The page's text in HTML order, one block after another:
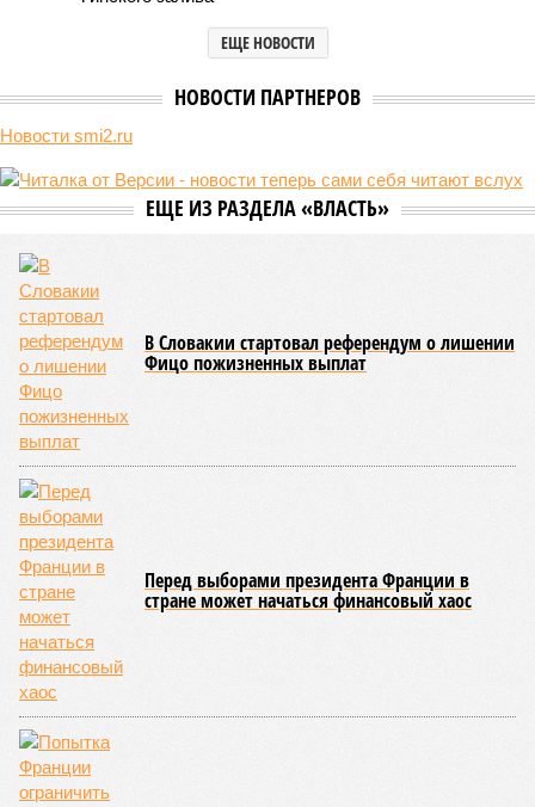
В нескольких станциях от уже сданного «Сказочного леса» пайщики ЖК
«Станция Л» продолжают ждать от компании Capital Group начала
Пока в Ярославском районе СВАО дольщики «Сказочного леса»
уже получают ключи – в мае 2026 года были получены
разрешение на ввод жилищного комплекса в эксплуатацию –
совсем недалеко, в паре станций метро южнее, на Люблинской
улице, картина, можно сказать, прямо противоположная.
Сюжет:Недвижимость
ЖК «Светлый мир «Станция Л»: та же группа компаний-
банкрот Seven Suns Development, та же
схема достройки через Capital Group осенью 2024 года, но
за прошедшие два года результатов, по словам дольщиков,
практически не видно. По
порталов, первую очередь ЖК строители обещают сдать к
декабрю 2026 г., вторую – к марту 2028-го. Но никто при
этом из кураторов стройки не задается вопросом: как эти
сроки должны материализоваться? На строительной
площадке, по свидетельствам дольщиков, регулярно
бывающих у забора, какая-либо техника отсутствует. Ни
бетононасосов, ни работающих кранов, ни признаков
мобилизации подрядчиков. При том, что до «декабря 2026»
осталось менее полугода.
Если в «Сказочном лесу» техзаказчик публично
отчитывался о поэтапной готовности – 90%, затем 97%, с